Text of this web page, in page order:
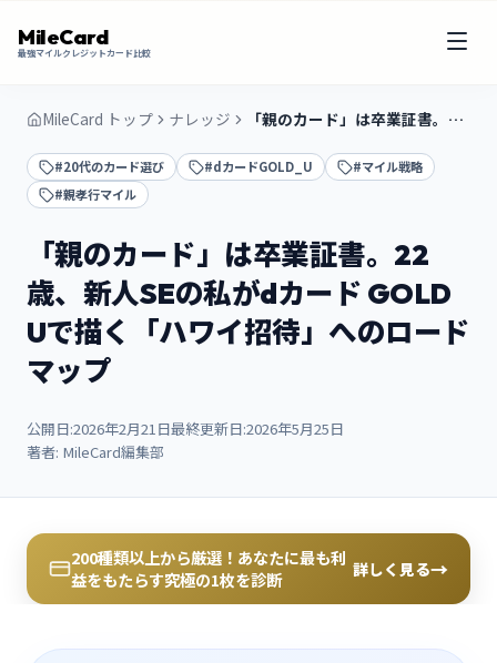
MileCard
最強マイルクレジットカード比較
MileCard トップ ナレッジ 「親のカード」は卒業証書。22歳、新人SEの私がdカード GOLD Uで描く「ハワイ招待」へのロードマップ
#20代のカード選び #dカードGOLD_U
#マイル戦略
#親孝行マイル
「親のカード」は卒業証書。22
歳、新人SEの私がdカード GOLD
Uで描く「ハワイ招待」へのロード
マップ
公開日:2026年2月21日最終更新日:2026年5月25日
著者: MileCard編集部
200種類以上から厳選！あなたに最も利
益をもたらす究極の1枚を診断
詳しく見る→